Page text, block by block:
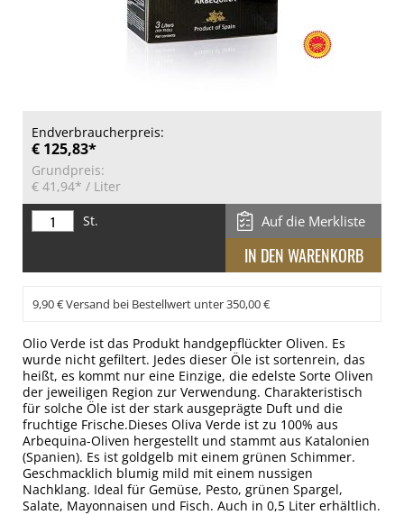
Endverbraucherpreis:
€ 125,83*
Grundpreis:
€ 41,94* / Liter
St.
Auf die Merkliste
9,90 € Versand bei Bestellwert unter 350,00 €
Olio Verde ist das Produkt handgepflückter Oliven. Es
wurde nicht gefiltert. Jedes dieser Öle ist sortenrein, das
heißt, es kommt nur eine Einzige, die edelste Sorte Oliven
der jeweiligen Region zur Verwendung. Charakteristisch
für solche Öle ist der stark ausgeprägte Duft und die
fruchtige Frische.Dieses Oliva Verde ist zu 100% aus
Arbequina-Oliven hergestellt und stammt aus Katalonien
(Spanien). Es ist goldgelb mit einem grünen Schimmer.
Geschmacklich blumig mild mit einem nussigen
Nachklang. Ideal für Gemüse, Pesto, grünen Spargel,
Salate, Mayonnaisen und Fisch. Auch in 0,5 Liter erhältlich.